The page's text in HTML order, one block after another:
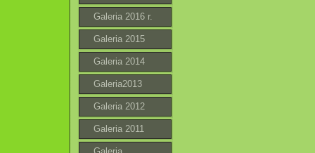
Galeria 2016 r.
Galeria 2015
Galeria 2014
Galeria2013
Galeria 2012
Galeria 2011